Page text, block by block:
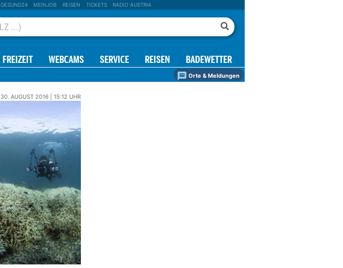
GESUND24 MEINJOB REISEN TICKETS RADIO AUSTRIA
FREIZEIT WEBCAMS SERVICE REISEN BADEWETTER
Orte & Meldungen
30. AUGUST 2016 | 15:12 UHR